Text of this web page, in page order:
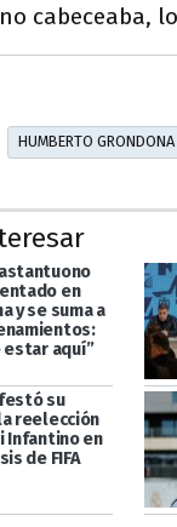
cabeceaba,
HUMBERTO GRONDONA
en
y se suma a
estar aquí”
su
reelección
Infantino en
de FIFA